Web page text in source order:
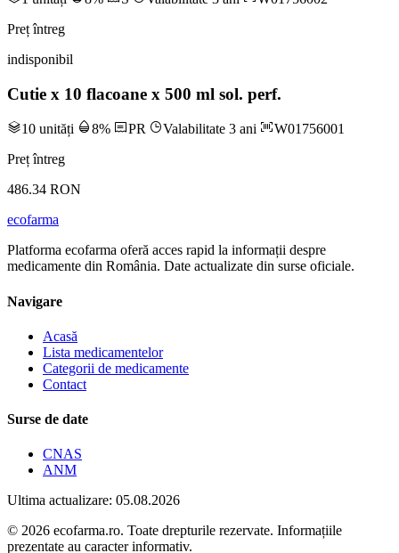
Preț întreg
indisponibil
Cutie x 10 flacoane x 500 ml sol. perf.
10 unități 8% PR Valabilitate 3 ani
W01756001
Preț întreg
486.34 RON
ecofarma
Platforma ecofarma oferă acces rapid la informații despre
medicamente din România. Date actualizate din surse oficiale.
Navigare
Acasă
Lista medicamentelor
Categorii de medicamente
Contact
Surse de date
CNAS
ANM
Ultima actualizare: 05.08.2026
© 2026 ecofarma.ro. Toate drepturile rezervate. Informațiile
prezentate au caracter informativ.